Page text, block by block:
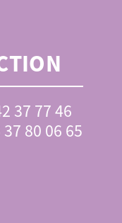
37 77 46
80 06 65